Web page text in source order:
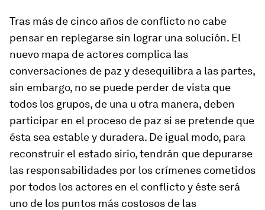
Tras más de cinco años de conflicto no cabe
pensar en replegarse sin lograr una solución. El
nuevo mapa de actores complica las
conversaciones de paz y desequilibra a las partes,
sin embargo, no se puede perder de vista que
todos los grupos, de una u otra manera, deben
participar en el proceso de paz si se pretende que
ésta sea estable y duradera. De igual modo, para
reconstruir el estado sirio, tendrán que depurarse
las responsabilidades por los crímenes cometidos
por todos los actores en el conflicto y éste será
uno de los puntos más costosos de las